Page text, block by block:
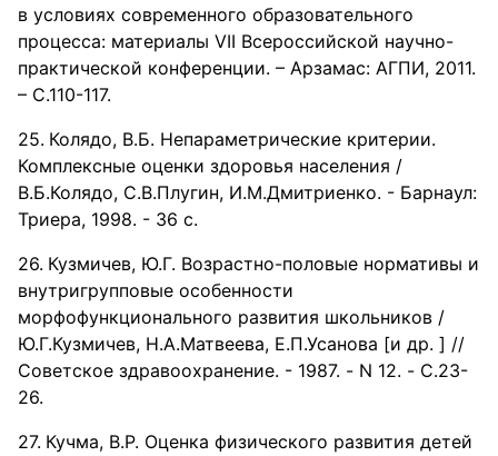
в условиях современного образовательного
процесса: материалы VІІ Всероссийской научно-
практической конференции. – Арзамас: АГПИ, 2011.
– С.110-117.
Колядо, В.Б. Непараметрические критерии.
Комплексные оценки здоровья населения /
В.Б.Колядо, С.В.Плугин, И.М.Дмитриенко. - Барнаул:
Триера, 1998. - 36 с.
Кузмичев, Ю.Г. Возрастно-половые нормативы и
внутригрупповые особенности
морфофункционального развития школьников /
Ю.Г.Кузмичев, Н.А.Матвеева, Е.П.Усанова [и др. ] //
Советское здравоохранение. - 1987. - N 12. - С.23-
26.
Кучма, В.Р. Оценка физического развития детей